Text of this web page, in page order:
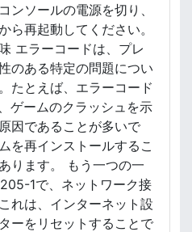
ンソールの電源を切り、
ら再起動してください。
エラーコードは、プレ
のある特定の問題につい
たとえば、エラーコード
ゲームのクラッシュを示
因であることが多いで
を再インストールするこ
ります。 もう一つの一
1で、ネットワーク接
れは、インターネット設
ーをリセットすることで